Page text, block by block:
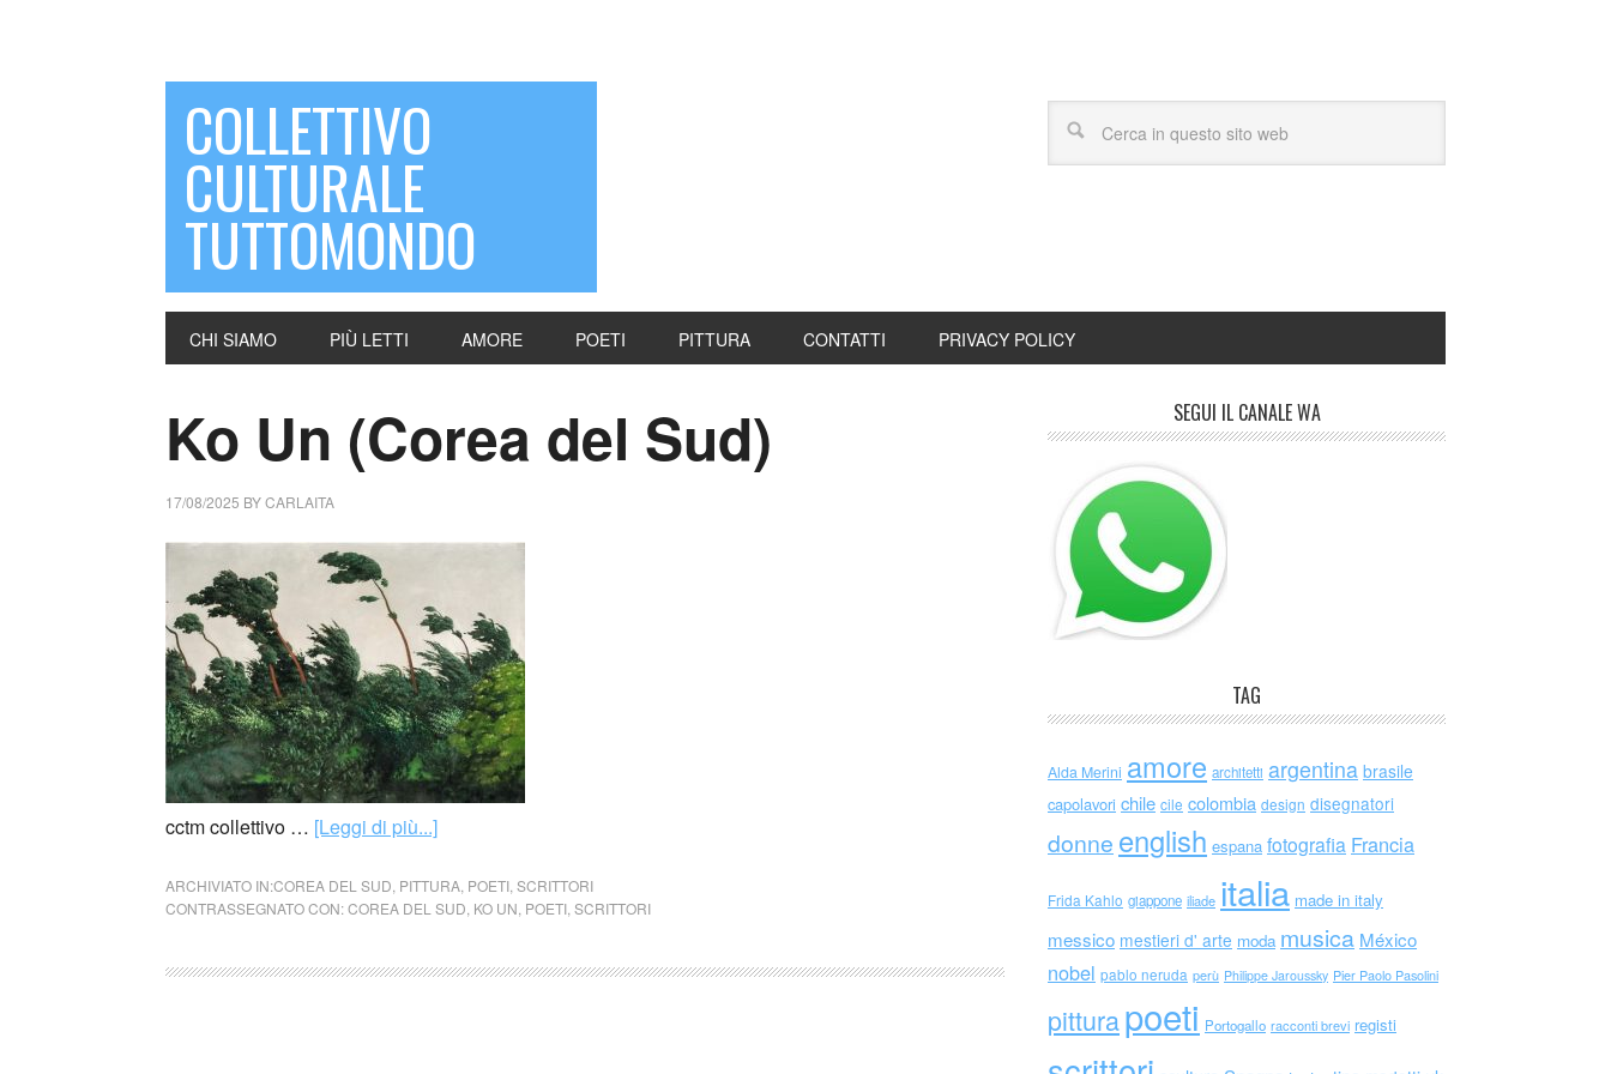
COLLETTIVO
CULTURALE
TUTTOMONDO
CHI SIAMO PIÙ LETTI AMORE POETI PITTURA CONTATTI PRIVACY POLICY
Ko Un (Corea del Sud)
17/08/2025 BYCARLAITA
cctm collettivo … [Leggi di più...]
ARCHIVIATO IN:COREA DEL SUD PITTURA POETI SCRITTORI
CONTRASSEGNATO CON:COREA DEL SUD KO UN POETI SCRITTORI
SEGUI IL CANALE WA
TAG
Alda Merini amore architetti argentina brasile
capolavori chile cile colombia design disegnatori
donne english espana fotografia Francia
Frida Kahlo giappone iliade italia made in italy
messico mestieri d' arte moda musica México
nobel pablo neruda perù Philippe Jaroussky Pier Paolo Pasolini
pitturapoeti Portogallo racconti brevi registi